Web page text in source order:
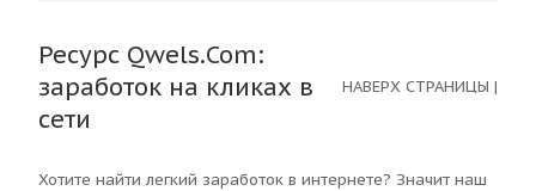
Ресурс Qwels.Com:
заработок на кликах в
сети
НАВЕРХ СТРАНИЦЫ |
Хотите найти легкий заработок в интернете? Значит наш